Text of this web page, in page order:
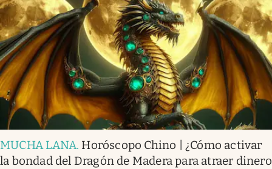
MUCHA LANA. Horóscopo Chino | ¿Cómo activar
la bondad del Dragón de Madera para atraer dinero